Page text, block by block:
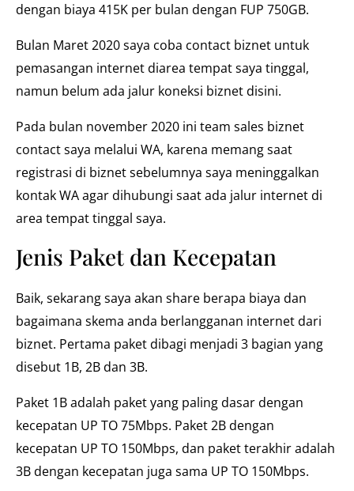
dengan biaya 415K per bulan dengan FUP 750GB.
Bulan Maret 2020 saya coba contact biznet untuk
pemasangan internet diarea tempat saya tinggal,
namun belum ada jalur koneksi biznet disini.
Pada bulan november 2020 ini team sales biznet
contact saya melalui WA, karena memang saat
registrasi di biznet sebelumnya saya meninggalkan
kontak WA agar dihubungi saat ada jalur internet di
area tempat tinggal saya.
Jenis Paket dan Kecepatan
Baik, sekarang saya akan share berapa biaya dan
bagaimana skema anda berlangganan internet dari
biznet. Pertama paket dibagi menjadi 3 bagian yang
disebut 1B, 2B dan 3B.
Paket 1B adalah paket yang paling dasar dengan
kecepatan UP TO 75Mbps. Paket 2B dengan
kecepatan UP TO 150Mbps, dan paket terakhir adalah
3B dengan kecepatan juga sama UP TO 150Mbps.